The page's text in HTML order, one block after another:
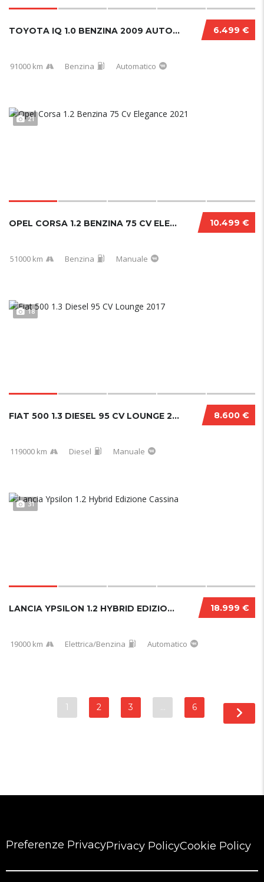
6.499 €
TOYOTA IQ 1.0 BENZINA 2009 AUTOMATICA
91000 km Benzina Automatico
21
10.499 €
OPEL CORSA 1.2 BENZINA 75 CV ELEGANCE 2021
51000 km Benzina Manuale
18
8.600 €
FIAT 500 1.3 DIESEL 95 CV LOUNGE 2017
119000 km Diesel Manuale
31
18.999 €
LANCIA YPSILON 1.2 HYBRID EDIZIONE CASSINA
19000 km Elettrica/Benzina Automatico
1 2 3 … 6
Preferenze PrivacyPrivacy PolicyCookie Policy